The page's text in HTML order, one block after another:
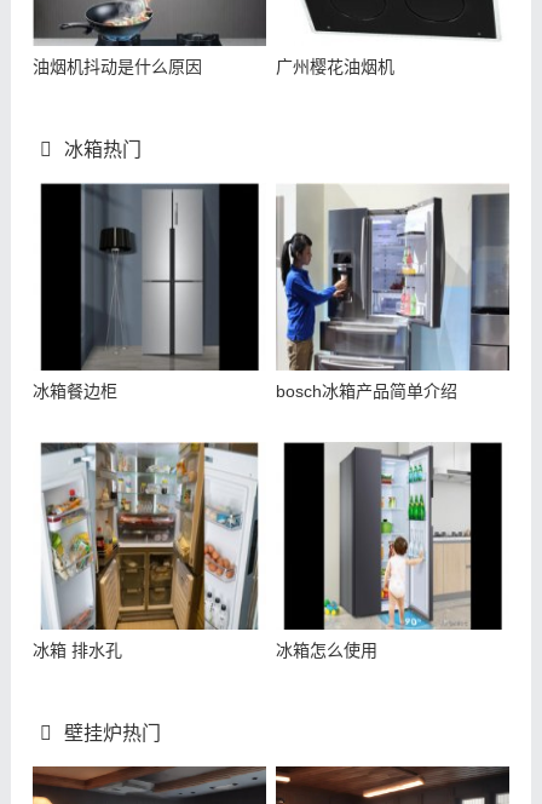
油烟机抖动是什么原因 广州樱花油烟机
冰箱热门
冰箱餐边柜 bosch冰箱产品简单介绍
冰箱 排水孔 冰箱怎么使用
壁挂炉热门